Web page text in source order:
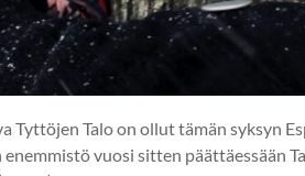
Tyttöjen Talo on ollut tämän syksyn
vuosi sitten päättäessään